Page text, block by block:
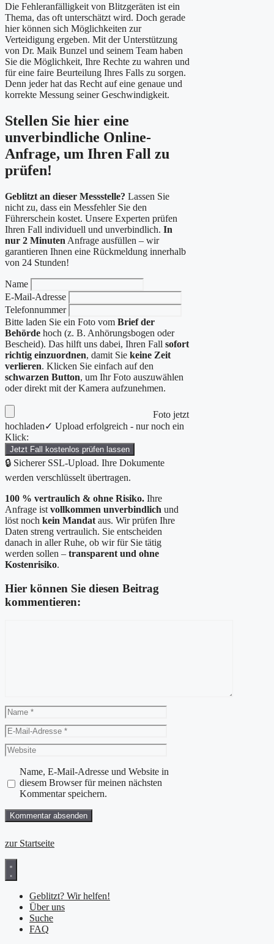
Die Fehleranfälligkeit von Blitzgeräten ist ein
Thema, das oft unterschätzt wird. Doch gerade
hier können sich Möglichkeiten zur
Verteidigung ergeben. Mit der Unterstützung
von Dr. Maik Bunzel und seinem Team haben
Sie die Möglichkeit, Ihre Rechte zu wahren und
für eine faire Beurteilung Ihres Falls zu sorgen.
Denn jeder hat das Recht auf eine genaue und
korrekte Messung seiner Geschwindigkeit.
Stellen Sie hier eine
unverbindliche Online-
Anfrage, um Ihren Fall zu
prüfen!
Geblitzt an dieser Messstelle? Lassen Sie
nicht zu, dass ein Messfehler Sie den
Führerschein kostet. Unsere Experten prüfen
Ihren Fall individuell und unverbindlich. In
nur 2 Minuten Anfrage ausfüllen – wir
garantieren Ihnen eine Rückmeldung innerhalb
von 24 Stunden!
Name
E-Mail-Adresse
Telefonnummer
Bitte laden Sie ein Foto vom Brief der
Behörde hoch (z. B. Anhörungsbogen oder
Bescheid). Das hilft uns dabei, Ihren Fall sofort
richtig einzuordnen, damit Sie keine Zeit
verlieren. Klicken Sie einfach auf den
schwarzen Button, um Ihr Foto auszuwählen
oder direkt mit der Kamera aufzunehmen.
Foto jetzt
hochladen✓ Upload erfolgreich - nur noch ein
Klick:
Jetzt Fall kostenlos prüfen lassen
🔒 Sicherer SSL-Upload. Ihre Dokumente
werden verschlüsselt übertragen.
100 % vertraulich & ohne Risiko. Ihre
Anfrage ist vollkommen unverbindlich und
löst noch kein Mandat aus. Wir prüfen Ihre
Daten streng vertraulich. Sie entscheiden
danach in aller Ruhe, ob wir für Sie tätig
werden sollen – transparent und ohne
Kostenrisiko.
Hier können Sie diesen Beitrag
kommentieren:
Name
E-
Mail-
Adresse
Website
Name, E-Mail-Adresse und Website in
diesem Browser für meinen nächsten
Kommentar speichern.
zur Startseite
Geblitzt? Wir helfen!
Über uns
Suche
FAQ